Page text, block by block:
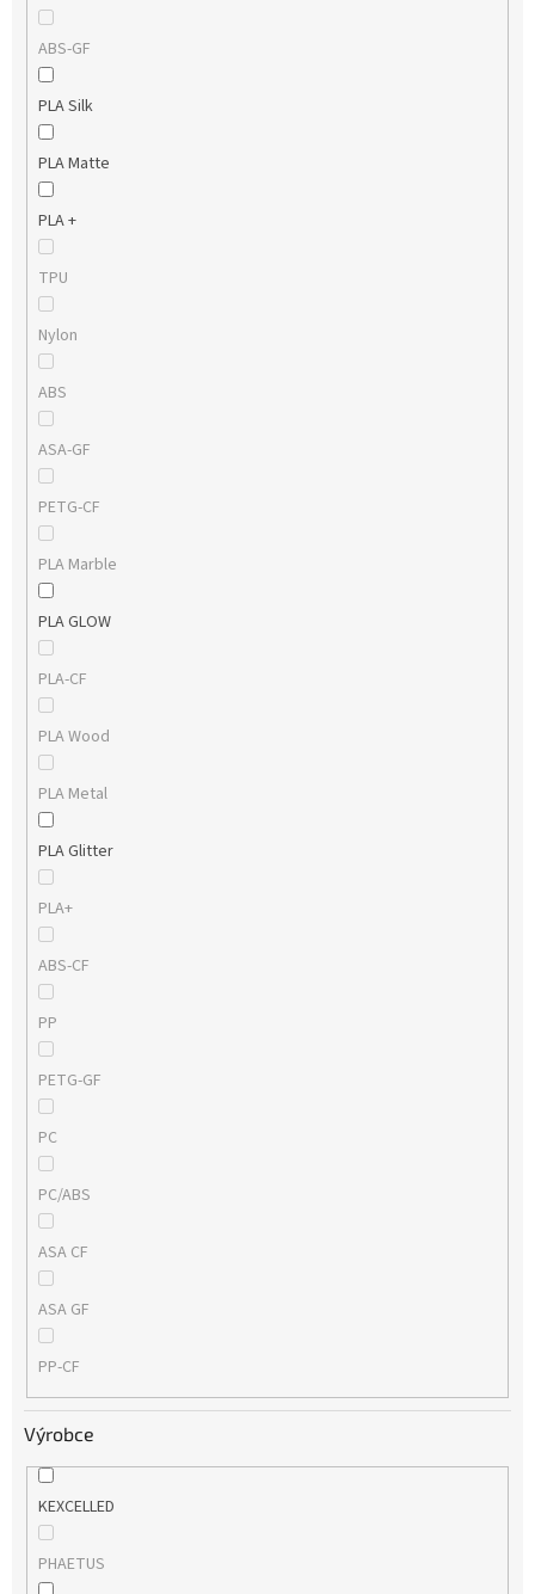
ABS-GF
PLA Silk
PLA Matte
PLA +
TPU
Nylon
ABS
ASA-GF
PETG-CF
PLA Marble
PLA GLOW
PLA-CF
PLA Wood
PLA Metal
PLA Glitter
PLA+
ABS-CF
PP
PETG-GF
PC
PC/ABS
ASA CF
ASA GF
PP-CF
Výrobce
KEXCELLED
PHAETUS